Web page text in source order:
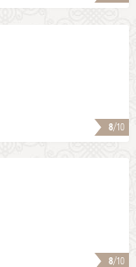
8/10
8/10